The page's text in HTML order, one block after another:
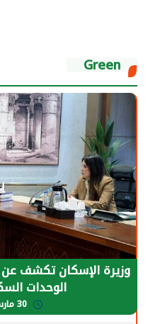
Green
وزيرة الإسكان تكشف
الوحدات